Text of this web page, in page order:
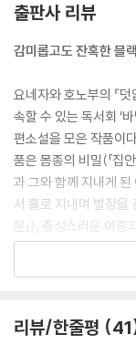
출판사 리뷰
감미롭고도 잔혹한 블
요네자와 호노부의 『
속할 수 있는 독서회 ‘
편소설을 모은 작품이
품은 몸종의 비밀(「집
과 그와 함께 지내게 된
서 홀로 지내며 별장을
문」), 충성스러운 여종
예」), ‘바벨의 모임’이
찬」) 등 어둡고 비밀
“바벨의 모임이란 환상
리뷰/한줄평 41